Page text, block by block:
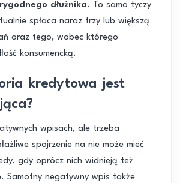
dłużnika. To samo tyczy
spłaca naraz trzy lub większą
oraz tego, wobec którego
konsumencką.
kredytowa jest
wpisach, ale trzeba
spojrzenie na nie może mieć
gdy oprócz nich widnieją też
Samotny negatywny wpis także